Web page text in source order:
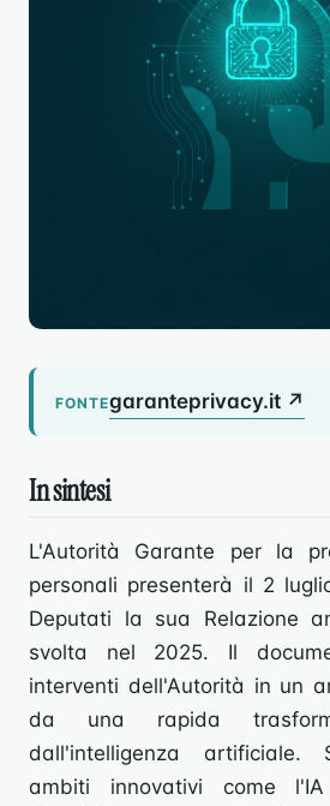
FONTEgaranteprivacy.it ↗
In sintesi
L'Autorità Garante per la
personali presenterà il 2
Deputati la sua Relazione
svolta nel 2025. Il
interventi dell'Autorità in un
da una rapida
dall'intelligenza artificiale.
ambiti innovativi come